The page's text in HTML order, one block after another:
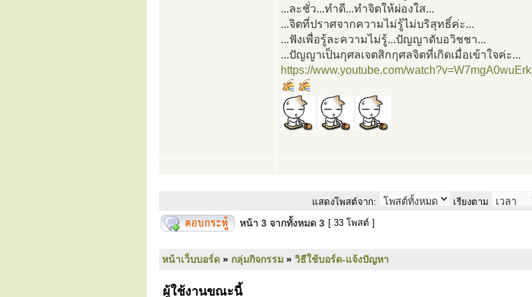
...ละชั่ว...ทำดี...ทำจิตให้ผ่องใส...
...จิตที่ปราศจากความไม่รู้ไม่บริสุทธิ์ค่ะ...
...ฟังเพื่อรู้ละความไม่รู้...ปัญญาดับอวิชชา...
...ปัญญาเป็นกุศลเจตสิกกุศลจิตที่เกิดเมื่อเข้าใจค่ะ...
https://www.youtube.com/watch?v=W7mgA0wuErk
แสดงโพสต์จาก: เรียงตาม
หน้า 3 จากทั้งหมด 3 [ 33 โพสต์ ]
หน้าเว็บบอร์ด » กลุ่มกิจกรรม » วิธีใช้บอร์ด-แจ้งปัญหา
ผู้ใช้งานขณะนี้